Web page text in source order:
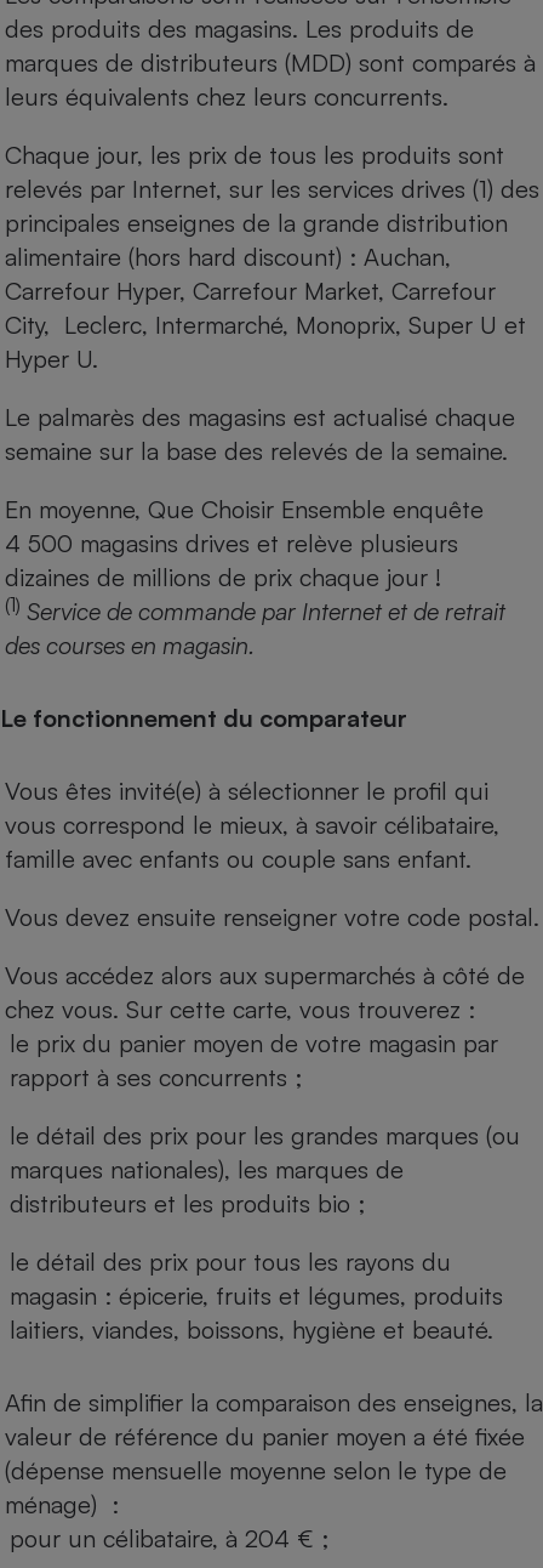
des produits des magasins. Les produits de
marques de distributeurs (MDD) sont comparés à
leurs équivalents chez leurs concurrents.
Chaque jour, les prix de tous les produits sont
relevés par Internet, sur les services drives (1) des
principales enseignes de la grande distribution
alimentaire (hors hard discount) : Auchan,
Carrefour Hyper, Carrefour Market, Carrefour
City, Leclerc, Intermarché, Monoprix, Super U et
Hyper U.
Le palmarès des magasins est actualisé chaque
semaine sur la base des relevés de la semaine.
En moyenne, Que Choisir Ensemble enquête
4 500 magasins drives et relève plusieurs
dizaines de millions de prix chaque jour !
(1) Service de commande par Internet et de retrait
des courses en magasin.
Le fonctionnement du comparateur
Vous êtes invité(e) à sélectionner le profil qui
vous correspond le mieux, à savoir célibataire,
famille avec enfants ou couple sans enfant.
Vous devez ensuite renseigner votre code postal.
Vous accédez alors aux supermarchés à côté de
chez vous. Sur cette carte, vous trouverez :
le prix du panier moyen de votre magasin par
rapport à ses concurrents ;
le détail des prix pour les grandes marques (ou
marques nationales), les marques de
distributeurs et les produits bio ;
le détail des prix pour tous les rayons du
magasin : épicerie, fruits et légumes, produits
laitiers, viandes, boissons, hygiène et beauté.
Afin de simplifier la comparaison des enseignes, la
valeur de référence du panier moyen a été fixée
(dépense mensuelle moyenne selon le type de
ménage) :
pour un célibataire, à 204 € ;